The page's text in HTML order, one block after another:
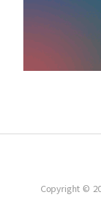
Copyright ©